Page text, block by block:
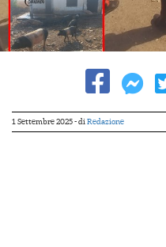
1 Settembre 2025- di Redazione